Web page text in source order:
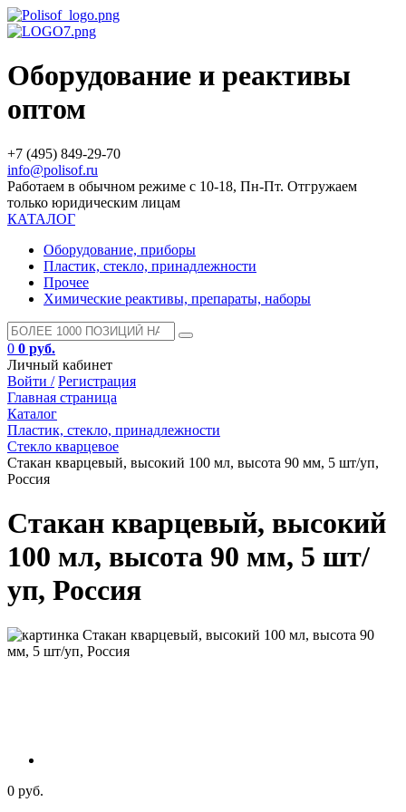
Оборудование и реактивы
оптом
+7 (495) 849-29-70
info@polisof.ru
Работаем в обычном режиме с 10-18, Пн-Пт. Отгружаем
только юридическим лицам
КАТАЛОГ
Оборудование, приборы
Пластик, стекло, принадлежности
Прочее
Химические реактивы, препараты, наборы
0 0 руб.
Личный кабинет
Войти / Регистрация
Главная страница
Каталог
Пластик, стекло, принадлежности
Стекло кварцевое
Стакан кварцевый, высокий 100 мл, высота 90 мм, 5 шт/уп,
Россия
Стакан кварцевый, высокий
100 мл, высота 90 мм, 5 шт/
уп, Россия
0 руб.